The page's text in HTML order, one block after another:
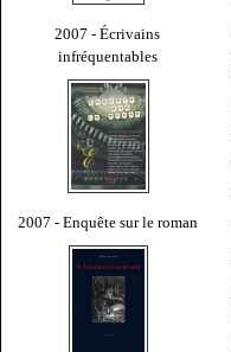
2007 - Écrivains
infréquentables
2007 - Enquête sur le roman